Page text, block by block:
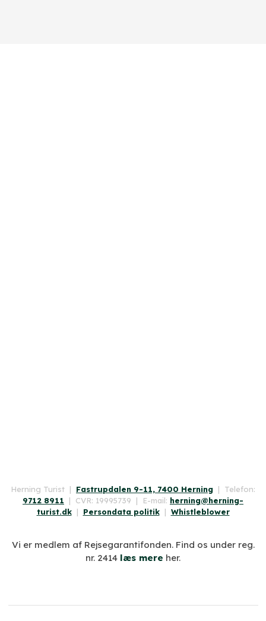
​Herning Turist | Fastrupdalen 9-11, 7400 Herning | Telefon:
9712 8911 | CVR: 19995739 | E-mail: herning@herning-
turist.dk| Persondata politik| Whistleblower
​Vi er medlem af Rejsegarantifonden. Find os under reg.
nr. 2414 læs mere her.